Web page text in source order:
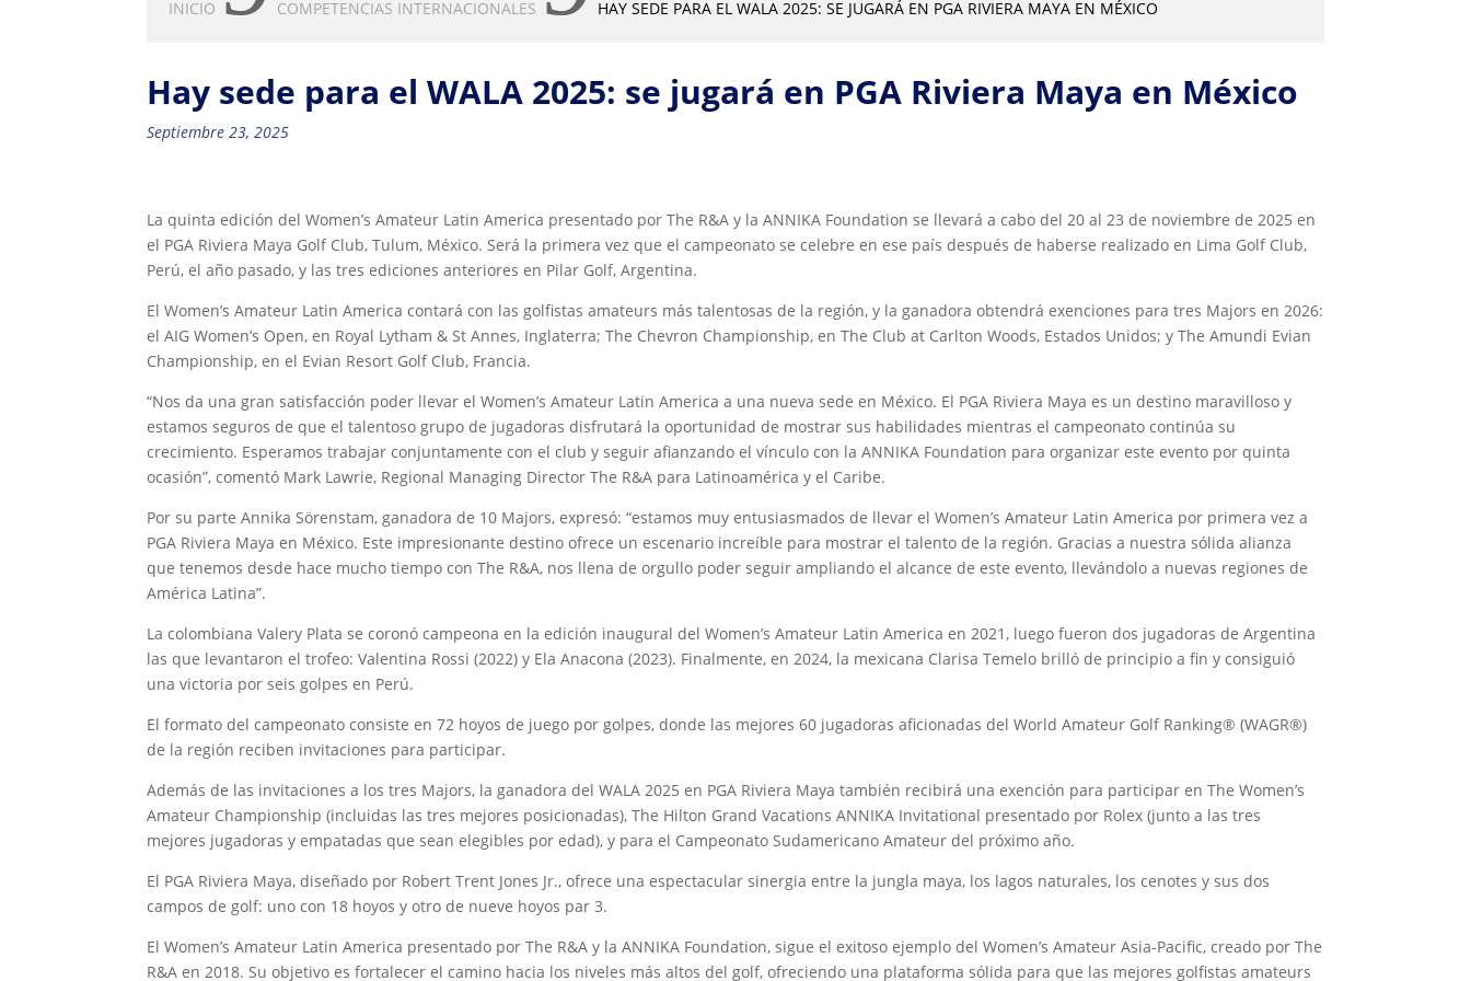
INICIO COMPETENCIAS INTERNACIONALES HAY SEDE PARA EL WALA 2025: SE JUGARÁ EN PGA RIVIERA MAYA EN MÉXICO
Hay sede para el WALA 2025: se jugará en PGA Riviera Maya en México
Septiembre 23, 2025
La quinta edición del Women’s Amateur Latin America presentado por The R&A y la ANNIKA Foundation se llevará a cabo del 20 al 23 de noviembre de 2025 en
el PGA Riviera Maya Golf Club, Tulum, México. Será la primera vez que el campeonato se celebre en ese país después de haberse realizado en Lima Golf Club,
Perú, el año pasado, y las tres ediciones anteriores en Pilar Golf, Argentina.
El Women’s Amateur Latin America contará con las golfistas amateurs más talentosas de la región, y la ganadora obtendrá exenciones para tres Majors en 2026:
el AIG Women’s Open, en Royal Lytham & St Annes, Inglaterra; The Chevron Championship, en The Club at Carlton Woods, Estados Unidos; y The Amundi Evian
Championship, en el Evian Resort Golf Club, Francia.
“Nos da una gran satisfacción poder llevar el Women’s Amateur Latin America a una nueva sede en México. El PGA Riviera Maya es un destino maravilloso y
estamos seguros de que el talentoso grupo de jugadoras disfrutará la oportunidad de mostrar sus habilidades mientras el campeonato continúa su
crecimiento. Esperamos trabajar conjuntamente con el club y seguir afianzando el vínculo con la ANNIKA Foundation para organizar este evento por quinta
ocasión”, comentó Mark Lawrie, Regional Managing Director The R&A para Latinoamérica y el Caribe.
Por su parte Annika Sörenstam, ganadora de 10 Majors, expresó: “estamos muy entusiasmados de llevar el Women’s Amateur Latin America por primera vez a
PGA Riviera Maya en México. Este impresionante destino ofrece un escenario increíble para mostrar el talento de la región. Gracias a nuestra sólida alianza
que tenemos desde hace mucho tiempo con The R&A, nos llena de orgullo poder seguir ampliando el alcance de este evento, llevándolo a nuevas regiones de
América Latina”.
La colombiana Valery Plata se coronó campeona en la edición inaugural del Women’s Amateur Latin America en 2021, luego fueron dos jugadoras de Argentina
las que levantaron el trofeo: Valentina Rossi (2022) y Ela Anacona (2023). Finalmente, en 2024, la mexicana Clarisa Temelo brilló de principio a fin y consiguió
una victoria por seis golpes en Perú.
El formato del campeonato consiste en 72 hoyos de juego por golpes, donde las mejores 60 jugadoras aficionadas del World Amateur Golf Ranking® (WAGR®)
de la región reciben invitaciones para participar.
Además de las invitaciones a los tres Majors, la ganadora del WALA 2025 en PGA Riviera Maya también recibirá una exención para participar en The Women’s
Amateur Championship (incluidas las tres mejores posicionadas), The Hilton Grand Vacations ANNIKA Invitational presentado por Rolex (junto a las tres
mejores jugadoras y empatadas que sean elegibles por edad), y para el Campeonato Sudamericano Amateur del próximo año.
El PGA Riviera Maya, diseñado por Robert Trent Jones Jr., ofrece una espectacular sinergia entre la jungla maya, los lagos naturales, los cenotes y sus dos
campos de golf: uno con 18 hoyos y otro de nueve hoyos par 3.
El Women’s Amateur Latin America presentado por The R&A y la ANNIKA Foundation, sigue el exitoso ejemplo del Women’s Amateur Asia-Pacific, creado por The
R&A en 2018. Su objetivo es fortalecer el camino hacia los niveles más altos del golf, ofreciendo una plataforma sólida para que las mejores golfistas amateurs